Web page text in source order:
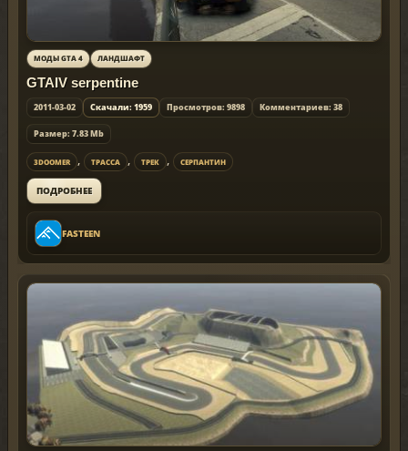
МОДЫ GTA 4 ЛАНДШАФТ
GTAIV serpentine
2011-03-02 Скачали: 1959 Просмотров: 9898 Комментариев: 38
Размер: 7.83 Mb
3DOOMER , ТРАССА , ТРЕК , СЕРПАНТИН
ПОДРОБНЕЕ
FASTEEN